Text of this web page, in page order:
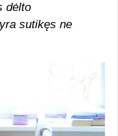
dėlto
sutikęs ne